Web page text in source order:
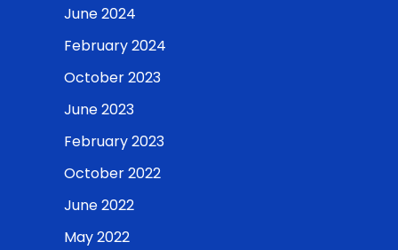
June 2024
February 2024
October 2023
June 2023
February 2023
October 2022
June 2022
May 2022